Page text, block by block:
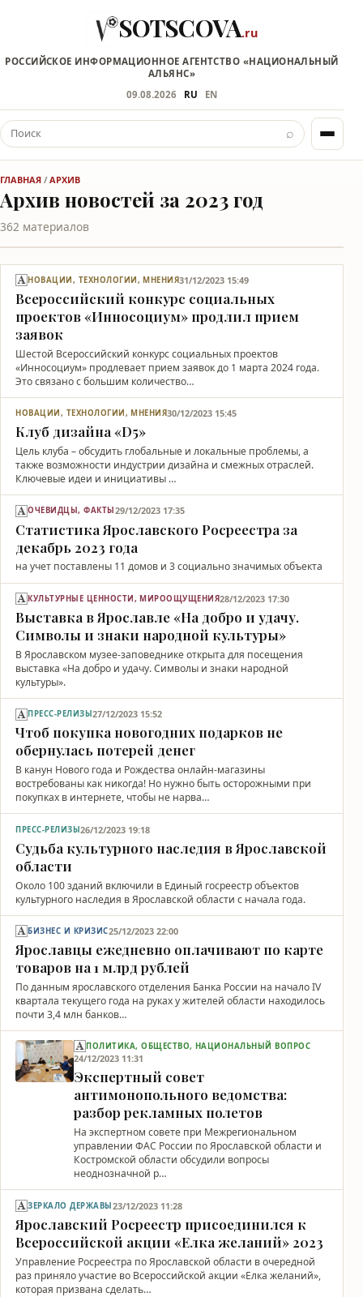
SOTSCOVA.ru
РОССИЙСКОЕ ИНФОРМАЦИОННОЕ АГЕНТСТВО «НАЦИОНАЛЬНЫЙ
АЛЬЯНС»
09.08.2026
RU EN
⌕
ГЛАВНАЯ /АРХИВ
Архив новостей за 2023 год
362 материалов
НОВАЦИИ, ТЕХНОЛОГИИ, МНЕНИЯ31/12/2023 15:49
Всероссийский конкурс социальных
проектов «Инносоциум» продлил прием
заявок
Шестой Всероссийский конкурс социальных проектов
«Инносоциум» продлевает прием заявок до 1 марта 2024 года.
Это связано с большим количество…
НОВАЦИИ, ТЕХНОЛОГИИ, МНЕНИЯ30/12/2023 15:45
Клуб дизайна «D5»
Цель клуба – обсудить глобальные и локальные проблемы, а
также возможности индустрии дизайна и смежных отраслей.
Ключевые идеи и инициативы …
ОЧЕВИДЦЫ, ФАКТЫ 29/12/2023 17:35
Статистика Ярославского Росреестра за
декабрь 2023 года
на учет поставлены 11 домов и 3 социально значимых объекта
КУЛЬТУРНЫЕ ЦЕННОСТИ, МИРООЩУЩЕНИЯ28/12/2023 17:30
Выставка в Ярославле «На добро и удачу.
Символы и знаки народной культуры»
В Ярославском музее-заповеднике открыта для посещения
выставка «На добро и удачу. Символы и знаки народной
культуры».
ПРЕСС-РЕЛИЗЫ27/12/2023 15:52
Чтоб покупка новогодних подарков не
обернулась потерей денег
В канун Нового года и Рождества онлайн-магазины
востребованы как никогда! Но нужно быть осторожными при
покупках в интернете, чтобы не нарва…
ПРЕСС-РЕЛИЗЫ26/12/2023 19:18
Судьба культурного наследия в Ярославской
области
Около 100 зданий включили в Единый госреестр объектов
культурного наследия в Ярославской области с начала года.
БИЗНЕС И КРИЗИС25/12/2023 22:00
Ярославцы ежедневно оплачивают по карте
товаров на 1 млрд рублей
По данным ярославского отделения Банка России на начало IV
квартала текущего года на руках у жителей области находилось
почти 3,4 млн банков…
ПОЛИТИКА, ОБЩЕСТВО, НАЦИОНАЛЬНЫЙ ВОПРОС
24/12/2023 11:31
Экспертный совет
антимонопольного ведомства:
разбор рекламных полетов
На экспертном совете при Межрегиональном
управлении ФАС России по Ярославской области и
Костромской области обсудили вопросы
неоднозначной р…
ЗЕРКАЛО ДЕРЖАВЫ23/12/2023 11:28
Ярославский Росреестр присоединился к
Всероссийской акции «Елка желаний» 2023
Управление Росреестра по Ярославской области в очередной
раз приняло участие во Всероссийской акции «Елка желаний»,
которая призвана сделать…